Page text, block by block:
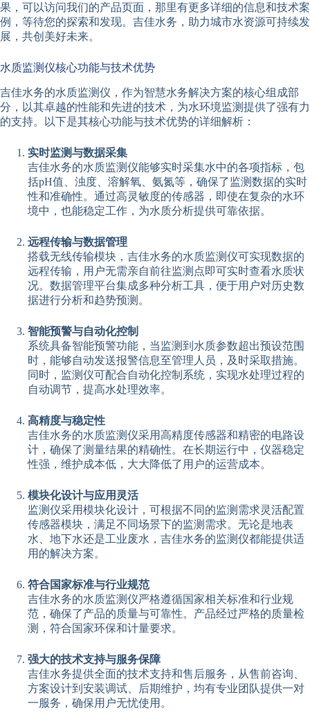
果，可以访问我们的产品页面，那里有更多详细的信息和技术案
例，等待您的探索和发现。吉佳水务，助力城市水资源可持续发
展，共创美好未来。
水质监测仪核心功能与技术优势
吉佳水务的水质监测仪，作为智慧水务解决方案的核心组成部
分，以其卓越的性能和先进的技术，为水环境监测提供了强有力
的支持。以下是其核心功能与技术优势的详细解析：
实时监测与数据采集
吉佳水务的水质监测仪能够实时采集水中的各项指标，包
括pH值、浊度、溶解氧、氨氮等，确保了监测数据的实时
性和准确性。通过高灵敏度的传感器，即使在复杂的水环
境中，也能稳定工作，为水质分析提供可靠依据。
远程传输与数据管理
搭载无线传输模块，吉佳水务的水质监测仪可实现数据的
远程传输，用户无需亲自前往监测点即可实时查看水质状
况。数据管理平台集成多种分析工具，便于用户对历史数
据进行分析和趋势预测。
智能预警与自动化控制
系统具备智能预警功能，当监测到水质参数超出预设范围
时，能够自动发送报警信息至管理人员，及时采取措施。
同时，监测仪可配合自动化控制系统，实现水处理过程的
自动调节，提高水处理效率。
高精度与稳定性
吉佳水务的水质监测仪采用高精度传感器和精密的电路设
计，确保了测量结果的精确性。在长期运行中，仪器稳定
性强，维护成本低，大大降低了用户的运营成本。
模块化设计与应用灵活
监测仪采用模块化设计，可根据不同的监测需求灵活配置
传感器模块，满足不同场景下的监测需求。无论是地表
水、地下水还是工业废水，吉佳水务的监测仪都能提供适
用的解决方案。
符合国家标准与行业规范
吉佳水务的水质监测仪严格遵循国家相关标准和行业规
范，确保了产品的质量与可靠性。产品经过严格的质量检
测，符合国家环保和计量要求。
强大的技术支持与服务保障
吉佳水务提供全面的技术支持和售后服务，从售前咨询、
方案设计到安装调试、后期维护，均有专业团队提供一对
一服务，确保用户无忧使用。